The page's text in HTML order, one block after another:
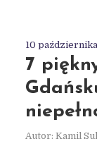
10
7
Autor: Kamil